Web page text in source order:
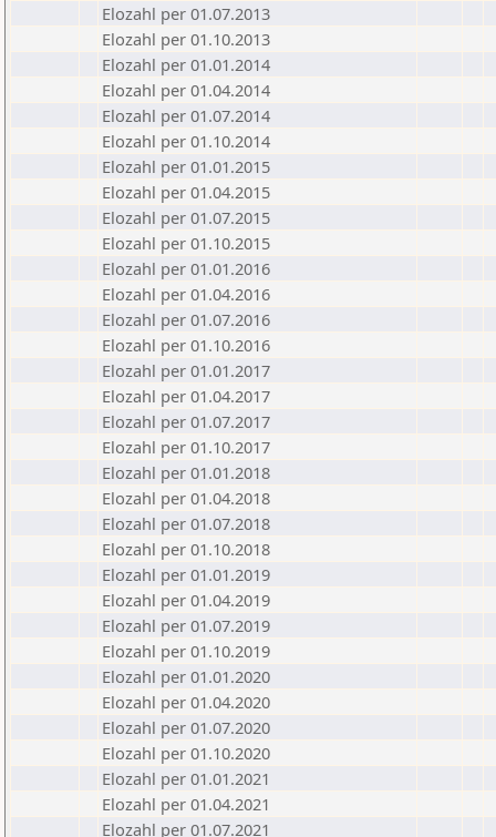
Elozahl per 01.07.2013
Elozahl per 01.10.2013
Elozahl per 01.01.2014
Elozahl per 01.04.2014
Elozahl per 01.07.2014
Elozahl per 01.10.2014
Elozahl per 01.01.2015
Elozahl per 01.04.2015
Elozahl per 01.07.2015
Elozahl per 01.10.2015
Elozahl per 01.01.2016
Elozahl per 01.04.2016
Elozahl per 01.07.2016
Elozahl per 01.10.2016
Elozahl per 01.01.2017
Elozahl per 01.04.2017
Elozahl per 01.07.2017
Elozahl per 01.10.2017
Elozahl per 01.01.2018
Elozahl per 01.04.2018
Elozahl per 01.07.2018
Elozahl per 01.10.2018
Elozahl per 01.01.2019
Elozahl per 01.04.2019
Elozahl per 01.07.2019
Elozahl per 01.10.2019
Elozahl per 01.01.2020
Elozahl per 01.04.2020
Elozahl per 01.07.2020
Elozahl per 01.10.2020
Elozahl per 01.01.2021
Elozahl per 01.04.2021
Elozahl per 01.07.2021